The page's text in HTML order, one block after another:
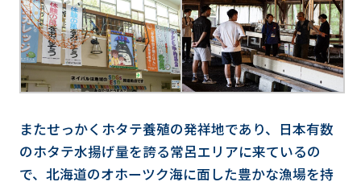
またせっかくホタテ養殖の発祥地であり、日本有数
のホタテ水揚げ量を誇る常呂エリアに来ているの
で、北海道のオホーツク海に面した豊かな漁場を持